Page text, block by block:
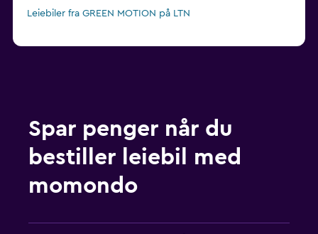
Leiebiler fra GREEN MOTION på LTN
Spar penger når du
bestiller leiebil med
momondo